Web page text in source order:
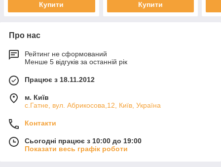
Купити Купити
Про нас
Рейтинг не сформований
Менше 5 відгуків за останній рік
Працює з 18.11.2012
м. Київ
с.Гатне, вул. Абрикосова,12, Київ, Україна
Контакти
Сьогодні працює з 10:00 до 19:00
Показати весь графік роботи